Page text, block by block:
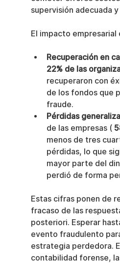
supervisión adecuada
El impacto empresarial
Recuperación en
22% de las
recuperaron con
de los fondos que
fraude.
Pérdidas
de las empresas (
menos de tres
pérdidas, lo que
mayor parte del
perdió de forma
Estas cifras ponen de
fracaso de las
posteriori. Esperar
evento fraudulento
estrategia perdedora.
contabilidad forense,